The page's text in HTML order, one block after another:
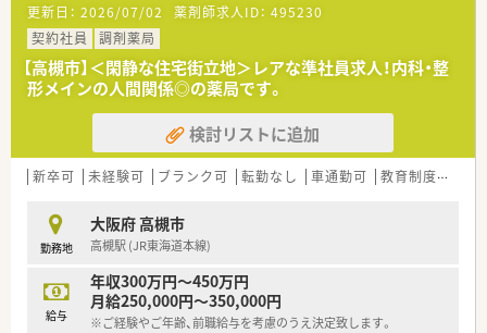
【募集背景と求める人物像について】
■在宅業務の拡大に伴う組織体制強化のための増員募集であり、
現場をリードしていただける経験者の方を急募しております。
■居宅や施設への訪問が中心となるため、普通自動車運転免許を
保有し、運転業務をマストで対応できる方を求めています。
■指示されたことだけでなく、会社への貢献を考えて自ら主体的
に動ける方であれば、年齢を問わず正当に評価される環境です。
【法人特徴について】
ており、地域医療と介護の連携を強みとしている法人です。
■代表自身が現役の薬剤師として現場に立っているため、現場の
課題や意見が経営層にダイレクトに届く風通しの良さがありま
す。
■「会社に貢献する人材には最高の評価と待遇を」という理念を
掲げており、個人の頑張りがしっかりと還元される仕組みです。
更新日： 2026/07/02 薬剤師求人ID： 495230
契約社員
調剤薬局
【高槻市】＜閑静な住宅街立地＞レアな準社員求人！内科・整
形メインの人間関係◎の薬局です。
検討リストに追加
新卒可 未経験可 ブランク可 転勤なし 車通勤可 教育制度あり
勤務地
大阪府 高槻市
高槻駅 (JR東海道本線)
給与
年収300万円～450万円
月給250,000円～350,000円
※ご経験やご年齢、前職給与を考慮のうえ決定致します。